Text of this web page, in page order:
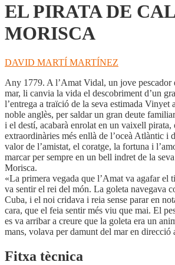
EL PIRATA DE
MORISCA
DAVID MARTÍ MARTÍNEZ
Any 1779. A l’Amat Vidal, un jove pescador
mar, li canvia la vida el descobriment d’un
l’entrega a traïció de la seva estimada Vinyet
noble anglès, per saldar un gran deute
i el destí, acabarà enrolat en un vaixell pirata,
extraordinàries més enllà de l’oceà Atlàntic i
valor de l’amistat, el coratge, la fortuna i
marcar per sempre en un bell indret de la
Morisca.
«La primera vegada que l’Amat va agafar el
va sentir el rei del món. La goleta navegava
Cuba, i el noi cridava i reia sense parar en
cara, que el feia sentir més viu que mai. El
es va arribar a creure que la goleta era un
mans, volava per damunt del mar en direcció
Fitxa tècnica